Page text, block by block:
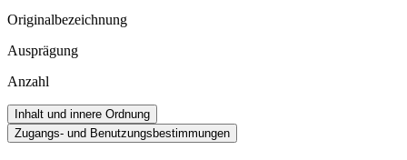
Originalbezeichnung
Ausprägung
Anzahl
Inhalt und innere Ordnung
Zugangs- und Benutzungsbestimmungen